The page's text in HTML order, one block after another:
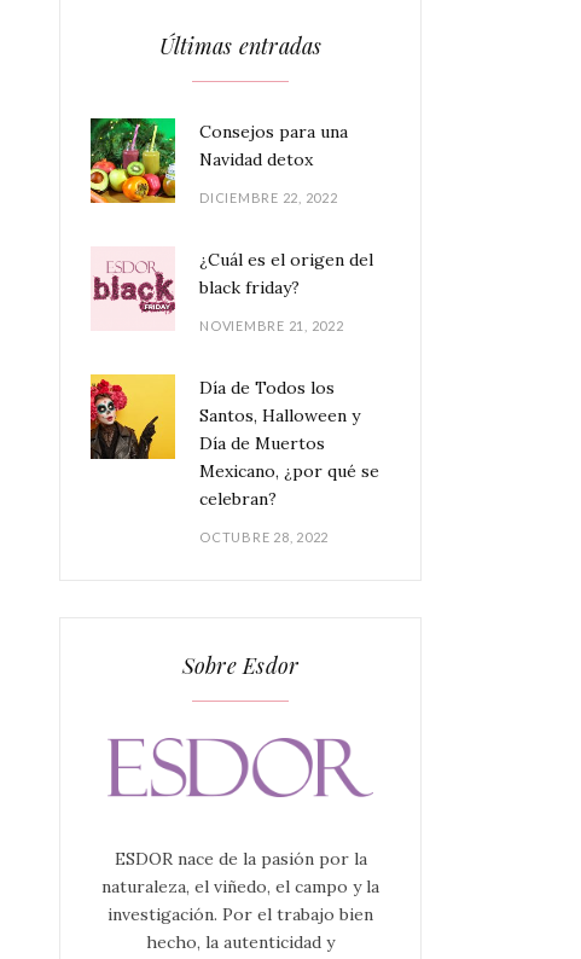
Últimas entradas
Consejos para una
Navidad detox
DICIEMBRE 22, 2022
¿Cuál es el origen del
black friday?
NOVIEMBRE 21, 2022
Día de Todos los
Santos, Halloween y
Día de Muertos
Mexicano, ¿por qué se
celebran?
OCTUBRE 28, 2022
Sobre Esdor
ESDOR nace de la pasión por la
naturaleza, el viñedo, el campo y la
investigación. Por el trabajo bien
hecho, la autenticidad y